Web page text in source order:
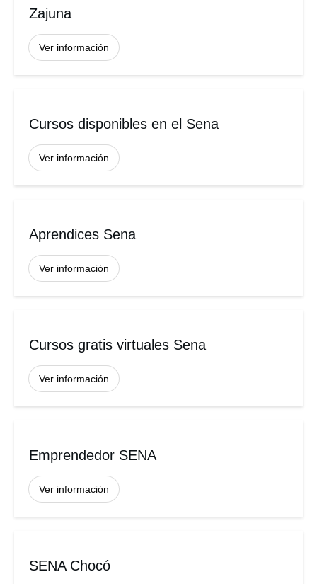
Zajuna
Ver información
Cursos disponibles en el Sena
Ver información
Aprendices Sena
Ver información
Cursos gratis virtuales Sena
Ver información
Emprendedor SENA
Ver información
SENA Chocó